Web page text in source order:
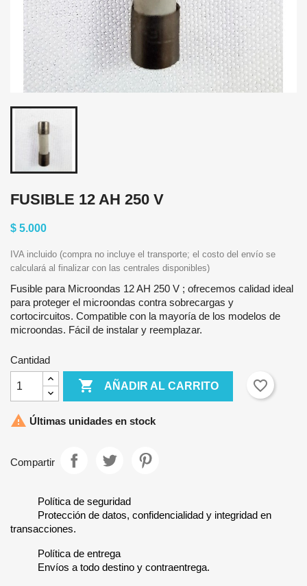
FUSIBLE 12 AH 250 V
$ 5.000
IVA incluido (compra no incluye el transporte; el costo del envío se
calculará al finalizar con las centrales disponibles)
Fusible para Microondas 12 AH 250 V ; ofrecemos calidad ideal
para proteger el microondas contra sobrecargas y
cortocircuitos. Compatible con la mayoría de los modelos de
microondas. Fácil de instalar y reemplazar.
Cantidad
 AÑADIR AL CARRITO favorite_border
 Últimas unidades en stock
Compartir
Política de seguridad
Protección de datos, confidencialidad y integridad en
transacciones.
Política de entrega
Envíos a todo destino y contraentrega.